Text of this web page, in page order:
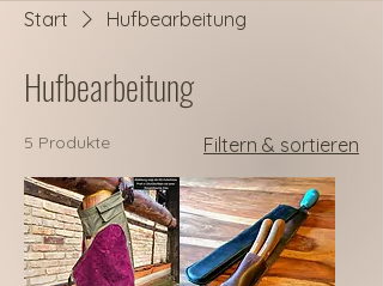
Start Hufbearbeitung
Hufbearbeitung
5 Produkte Filtern & sortieren